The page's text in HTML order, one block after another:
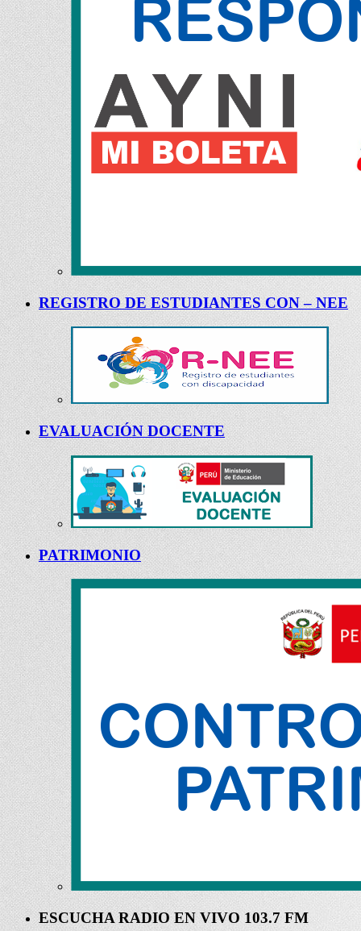
REGISTRO DE ESTUDIANTES CON – NEE
EVALUACIÓN DOCENTE
PATRIMONIO
ESCUCHA RADIO EN VIVO 103.7 FM